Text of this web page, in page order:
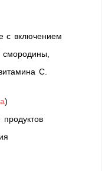
с включением
смородины,
С.
)